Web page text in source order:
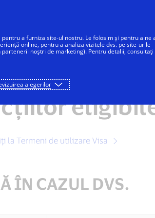
Visa:
la Termeni de utilizare Visa
ÎN CAZUL DVS.
a furniza site-ul nostru. Le folosim și pentru a ne
online, pentru a analiza vizitele dvs. pe site-urile
noștri de marketing). Pentru detalii, consultați
alegerilor